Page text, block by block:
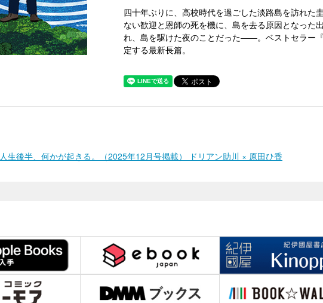
四十年ぶりに、高校時代を過ごした淡路島を訪れた
ない歓迎と恩師の死を機に、島を去る原因となった
れ、島を駆けた夜のことだった――。ベストセラー
定する最新長篇。
人生後半、何かが起きる。（2025年12月号掲載） ドリアン助川 × 原田ひ香